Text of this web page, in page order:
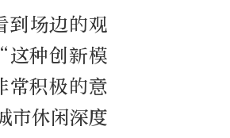
场边的观
这种创新模
常积极的意
市休闲深度